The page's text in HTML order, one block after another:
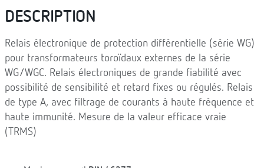
DESCRIPTION
Relais électronique de protection différentielle (série WG)
pour transformateurs toroïdaux externes de la série
WG/WGC. Relais électroniques de grande fiabilité avec
possibilité de sensibilité et retard fixes ou régulés. Relais
de type A, avec filtrage de courants à haute fréquence et
haute immunité. Mesure de la valeur efficace vraie
(TRMS)